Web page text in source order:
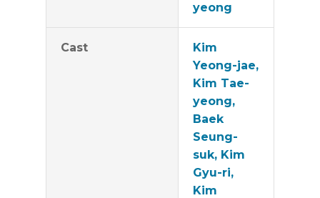
yeong
Cast
Kim
Yeong-jae,
Kim Tae-
yeong,
Baek
Seung-
suk, Kim
Gyu-ri,
Kim